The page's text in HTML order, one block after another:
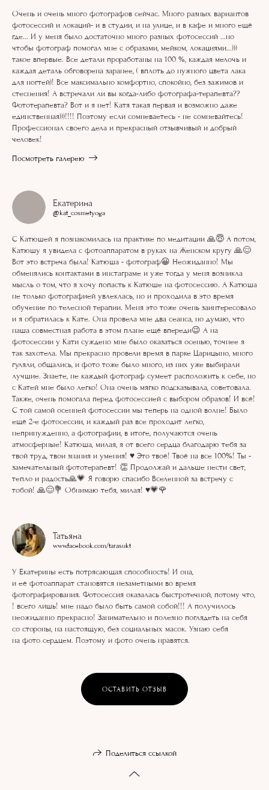
Очень и очень много фотографов сейчас. Много разных вариантов
фотосессий и локаций- и в студии, и на улице, и в кафе и много ещё
где... И у меня было достаточно много разных фотосессий ...но
чтобы фотограф помогал мне с образами, мейком, локациями...)))
такое впервые. Все детали проработаны на 100 %, каждая мелочь и
каждая деталь обговорена заранее, ( вплоть до нужного цвета лака
для ногтей)! Все максимально комфортно, спокойно, без зажимов и
стеснения! А встречали ли вы когда-либо фотографа-терапевта??
Фототерапевта? Вот и я нет! Катя такая первая и возможно даже
единственная)))!!!! Поэтому если сомневаетесь - не сомневайтесь!
Профессионал своего дела и прекрасный отзывчивый и добрый
человек!
Посмотреть галерею
Екатерина
@kat_cosmetyoga
С Катюшей я познакомилась на практике по медитации 🙏😇 А потом,
Катюшу я увидела с фотоаппаратом в руках на Женском кругу 🙏😌
Вот это встреча была! Катюша - фотограф😀 Неожиданно! Мы
обменялись контактами в инстаграме и уже тогда у меня возникла
мысль о том, что я хочу попасть к Катюше на фотосессию. А Катюша
не только фотографией увлеклась, но и проходила в это время
обучение по телесной терапии. Меня это тоже очень заинтересовало
и я обратилась к Кате. Она провела мне два сеанса, но думаю, что
наша совместная работа в этом плане ещё впереди😉 А на
фотосессии у Кати суждено мне было оказаться осенью, точнее я
так захотела. Мы прекрасно провели время в парке Царицыно, много
гуляли, общались, и фото тоже было много, из них уже выбирали
лучшие. Знаете, не каждый фотограф сумеет расположить к себе, но
с Катей мне было легко! Она очень мягко подсказывала, советовала.
Также, очень помогала перед фотосессией с выбором образов! И всё!
С той самой осенней фотосессии мы теперь на одной волне! Было
ещё 2-е фотосессии, и каждый раз все проходит легко,
непринужденно, а фотографии, в итоге, получаются очень
атмосферные! Катюша, милая, я от всего сердца благодарю тебя за
твой труд, твои знания и умения! ♥️ Это твоё! Твоё на все 100%! Ты -
замечательный фототерапевт! 👏 Продолжай и дальше нести свет,
тепло и радость🙏💗 Я говорю спасибо Вселенной за встречу с
тобой! 🙏😌💐 Обнимаю тебя, милая! ♥️💗🌹
Татьяна
www.facebook.com/tarasukt
У Екатерины есть потрясающая способность! И она,
и её фотоаппарат становятся незаметными во время
фотографирования. Фотосессия оказалась быстротечной, потому что,
! всего лишь! мне надо было быть самой собой!!! А получилось
неожиданно прекрасно! Занимательно и полезно поглядеть на себя
со стороны, на настоящую, без социальных масок. Узнаю себя
на фото сердцем. Поэтому и фото очень нравятся.
ОСТАВИТЬ ОТЗЫВ
Поделиться ссылкой